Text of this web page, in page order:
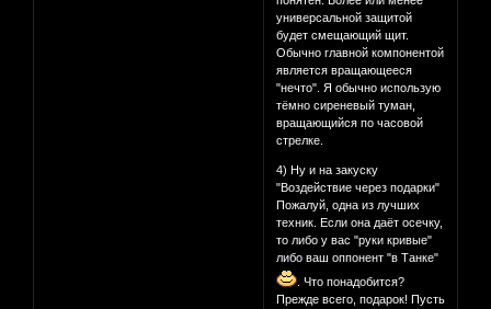
универсальной защитой
будет смещающий щит.
Обычно главной компонентой
является вращающееся
"нечто". Я обычно использую
тёмно сиреневый туман,
вращающийся по часовой
стрелке.
4) Ну и на закуску
"Воздействие через подарки"
Пожалуй, одна из лучших
техник. Если она даёт осечку,
то либо у вас "руки кривые"
либо ваш оппонент "в Танке"
. Что понадобится?
Прежде всего, подарок! Пусть